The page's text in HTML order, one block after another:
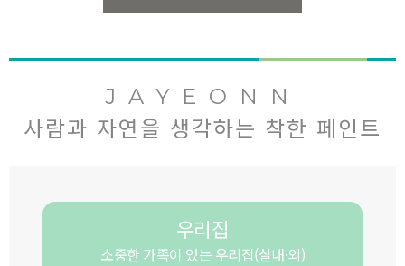
JAYEONN
사람과 자연을 생각하는 착한 페인트
우리집
소중한 가족이 있는 우리집(실내·외)